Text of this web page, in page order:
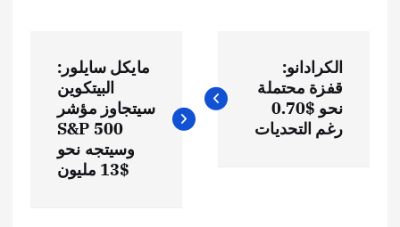
ص
الكرادانو:
قفزة محتملة
نحو $0.70
رغم التحديات
مايكل سايلور:
البيتكوين
سيتجاوز مؤشر
S&P 500
وسيتجه نحو
$13 مليون